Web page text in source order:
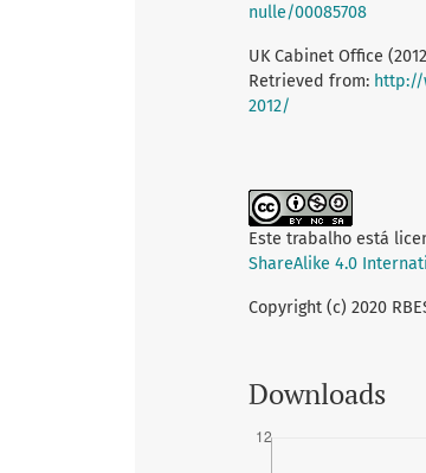
nulle/00085708
UK Cabinet Office
Retrieved from: http://
2012/
Este trabalho está
ShareAlike 4.0
Copyright (c) 2020
Downloads